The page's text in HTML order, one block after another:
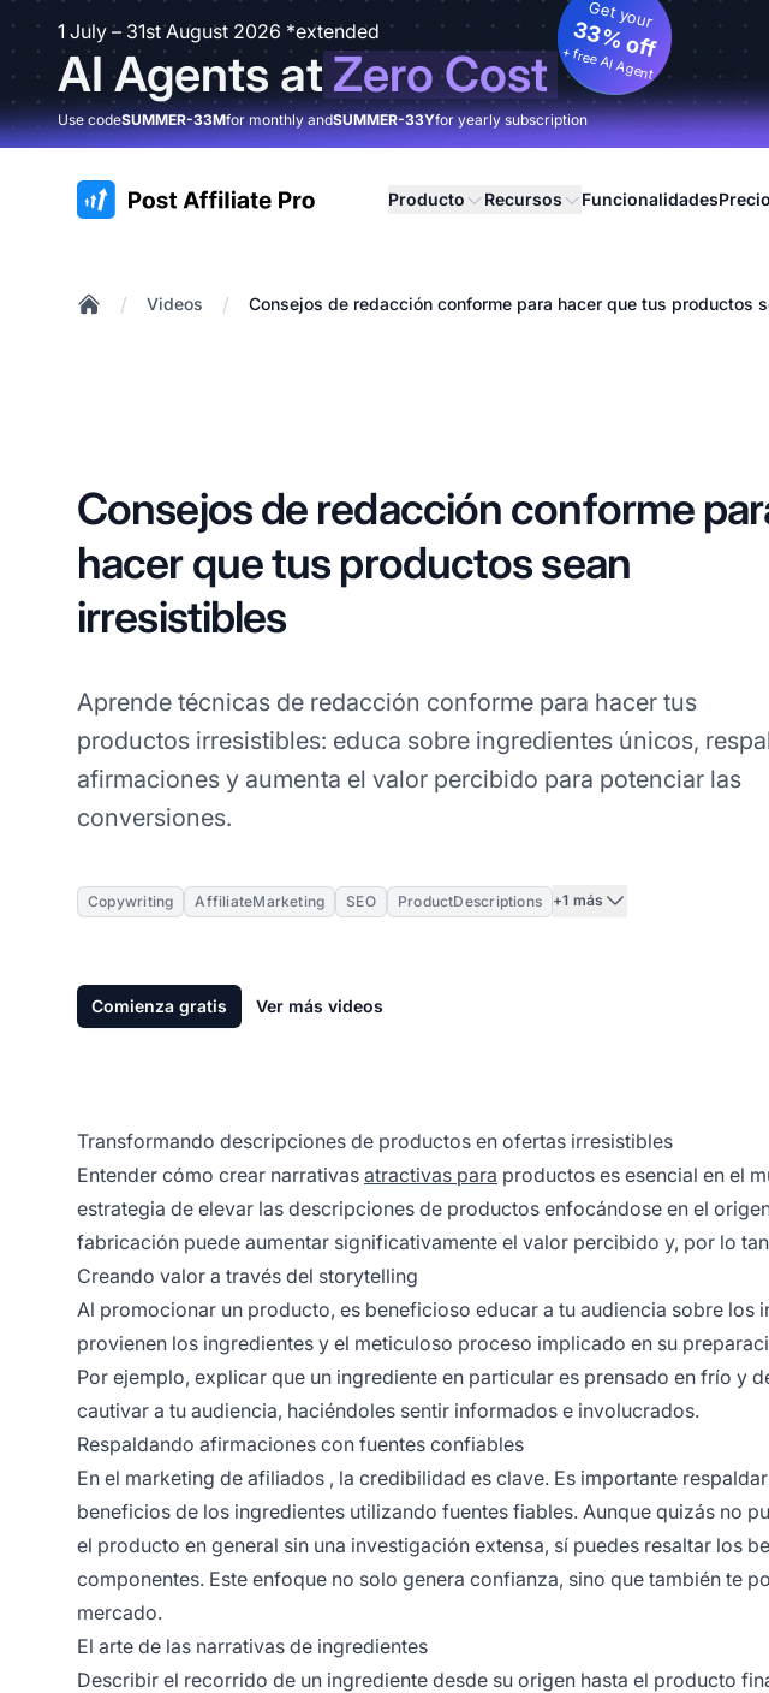
1 July – 31st August 2026 *extended
AI Agents atZero Cost
Get your
33% off
+ free AI Agent
Use codeSUMMER-33Mfor monthly andSUMMER-33Yfor yearly subscription
:site.title Producto Recursos Funcionalidades
/ Videos / Consejos de redacción conforme para hacer que tus productos
Consejos de redacción conforme
hacer que tus productos sean
irresistibles
Aprende técnicas de redacción conforme para hacer tus
productos irresistibles: educa sobre ingredientes únicos,
afirmaciones y aumenta el valor percibido para potenciar las
conversiones.
Copywriting AffiliateMarketing SEO ProductDescriptions +1 más
Comienza gratis Ver más videos
Transformando descripciones de productos en ofertas irresistibles
Entender cómo crear narrativas atractivas para productos es esencial en el
estrategia de elevar las descripciones de productos enfocándose en el
fabricación puede aumentar significativamente el valor percibido y, por lo
Creando valor a través del storytelling
Al promocionar un producto, es beneficioso educar a tu audiencia sobre los
provienen los ingredientes y el meticuloso proceso implicado en su
Por ejemplo, explicar que un ingrediente en particular es prensado en frío y
cautivar a tu audiencia, haciéndoles sentir informados e involucrados.
Respaldando afirmaciones con fuentes confiables
En el marketing de afiliados , la credibilidad es clave. Es importante
beneficios de los ingredientes utilizando fuentes fiables. Aunque quizás no
el producto en general sin una investigación extensa, sí puedes resaltar los
componentes. Este enfoque no solo genera confianza, sino que también te
mercado.
El arte de las narrativas de ingredientes
Describir el recorrido de un ingrediente desde su origen hasta el producto